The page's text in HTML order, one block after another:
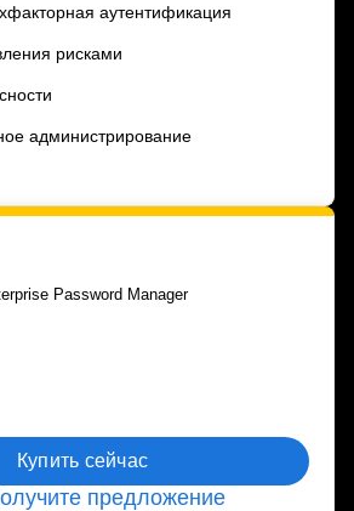
аутентификация
рисками
администрирование
Password Manager
Купить сейчас
предложение